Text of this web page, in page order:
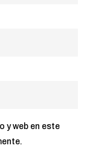
y web en este